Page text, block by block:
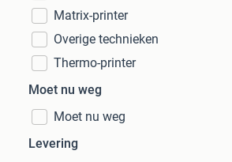
Matrix-printer
Overige technieken
Thermo-printer
Moet nu weg
Moet nu weg
Levering